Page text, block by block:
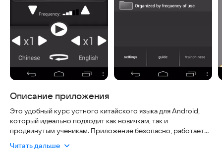
Описание приложения
Это удобный курс устного китайского языка для Android,
который идеально подходит как новичкам, так и
продвинутым ученикам. Приложение безопасно, работает
обновлению базы данных. Вы можете слушать каждое слово
Читать дальше